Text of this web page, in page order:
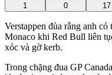
1 0 17
Verstappen đùa rằng anh
Monaco khi Red Bull liên
xóc và gờ kerb.
Trong chặng đua GP